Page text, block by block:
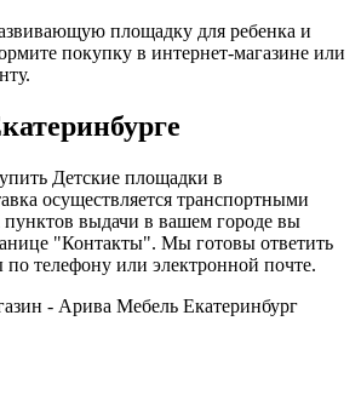
площадку для ребенка и
покупку в интернет-магазине или
Детские площадки в
осуществляется транспортными
выдачи в вашем городе вы
"Контакты". Мы готовы ответить
телефону или электронной почте.
- Арива Мебель Екатеринбург